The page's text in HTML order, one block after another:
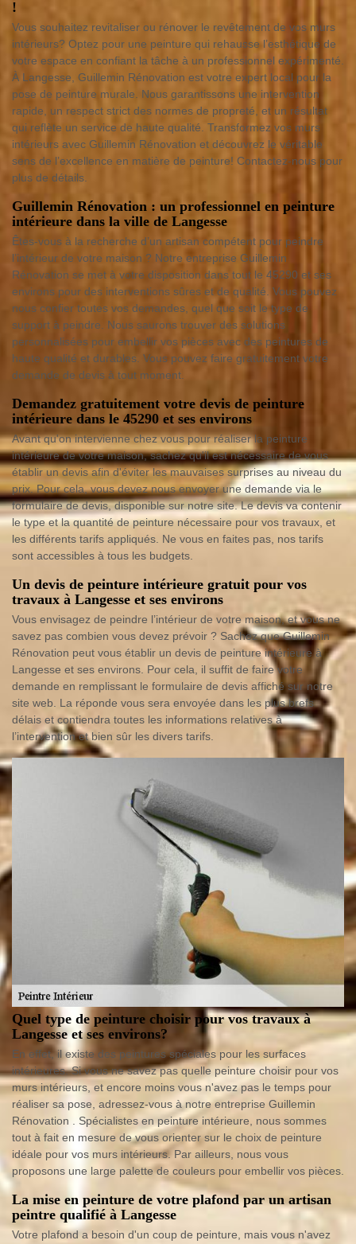
!
Vous souhaitez revitaliser ou rénover le revêtement de vos murs
intérieurs? Optez pour une peinture qui rehausse l’esthétique de
votre espace en confiant la tâche à un professionnel expérimenté.
À Langesse, Guillemin Rénovation est votre expert local pour la
pose de peinture murale. Nous garantissons une intervention
rapide, un respect strict des normes de propreté, et un résultat
qui reflète un service de haute qualité. Transformez vos murs
intérieurs avec Guillemin Rénovation et découvrez le véritable
sens de l’excellence en matière de peinture! Contactez-nous pour
plus de détails.
Guillemin Rénovation : un professionnel en peinture
intérieure dans la ville de Langesse
Êtes-vous à la recherche d’un artisan compétent pour peindre
l’intérieur de votre maison ? Notre entreprise Guillemin
Rénovation se met à votre disposition dans tout le 45290 et ses
environs pour des interventions sûres et de qualité. Vous pouvez
nous confier toutes vos demandes, quel que soit le type de
support à peindre. Nous saurons trouver des solutions
personnalisées pour embellir vos pièces avec des peintures de
haute qualité et durables. Vous pouvez faire gratuitement votre
demande de devis à tout moment.
Demandez gratuitement votre devis de peinture
intérieure dans le 45290 et ses environs
Avant qu'on intervienne chez vous pour réaliser la peinture
intérieure de votre maison, sachez qu'il est nécessaire de vous
établir un devis afin d'éviter les mauvaises surprises au niveau du
prix. Pour cela, vous devez nous envoyer une demande via le
formulaire de devis, disponible sur notre site. Le devis va contenir
le type et la quantité de peinture nécessaire pour vos travaux, et
les différents tarifs appliqués. Ne vous en faites pas, nos tarifs
sont accessibles à tous les budgets.
Un devis de peinture intérieure gratuit pour vos
travaux à Langesse et ses environs
Vous envisagez de peindre l’intérieur de votre maison, et vous ne
savez pas combien vous devez prévoir ? Sachez que Guillemin
Rénovation peut vous établir un devis de peinture intérieure à
Langesse et ses environs. Pour cela, il suffit de faire votre
demande en remplissant le formulaire de devis affiché sur notre
site web. La réponde vous sera envoyée dans les plus brefs
délais et contiendra toutes les informations relatives à
l’intervention et bien sûr les divers tarifs.
Quel type de peinture choisir pour vos travaux à
Langesse et ses environs?
En effet, il existe des peintures spéciales pour les surfaces
intérieures. Si vous ne savez pas quelle peinture choisir pour vos
murs intérieurs, et encore moins vous n'avez pas le temps pour
réaliser sa pose, adressez-vous à notre entreprise Guillemin
Rénovation . Spécialistes en peinture intérieure, nous sommes
tout à fait en mesure de vous orienter sur le choix de peinture
idéale pour vos murs intérieurs. Par ailleurs, nous vous
proposons une large palette de couleurs pour embellir vos pièces.
La mise en peinture de votre plafond par un artisan
peintre qualifié à Langesse
Votre plafond a besoin d'un coup de peinture, mais vous n'avez